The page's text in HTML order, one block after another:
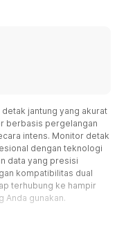
jantung yang akurat
berbasis pergelangan
intens. Monitor detak
dengan teknologi
data yang presisi
kompatibilitas dual
terhubung ke hampir
Anda gunakan.